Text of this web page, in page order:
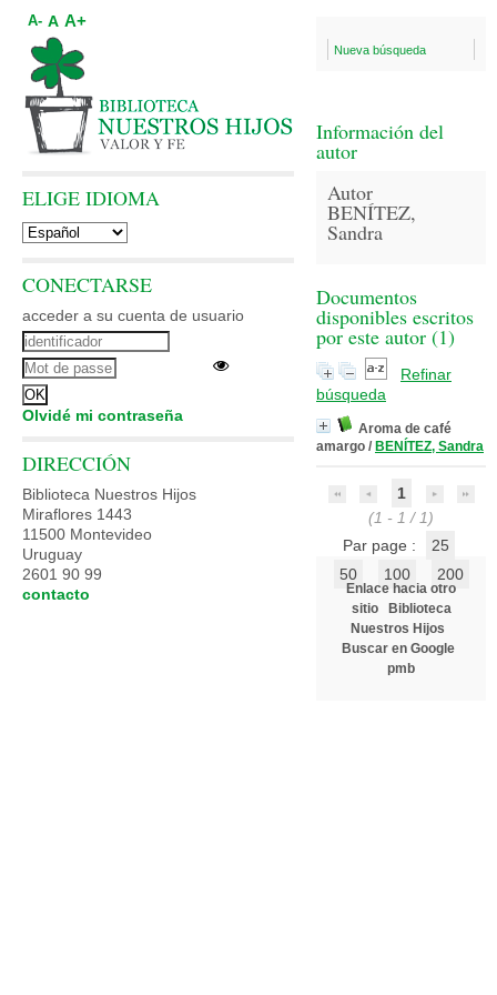
Nueva búsqueda
Información del
autor
Autor
BENÍTEZ,
Sandra
Documentos
disponibles escritos
por este autor (1)
Refinar
búsqueda
Aroma de café
amargo / BENÍTEZ, Sandra
1
(1 - 1 / 1)
Par page :
25
50
100 200
Enlace hacia otro
sitio
Biblioteca
Nuestros Hijos
Buscar en Google
pmb
A- A A+
ELIGE IDIOMA
CONECTARSE
acceder a su cuenta de usuario
Olvidé mi contraseña
DIRECCIÓN
Biblioteca Nuestros Hijos
Miraflores 1443
11500 Montevideo
Uruguay
2601 90 99
contacto